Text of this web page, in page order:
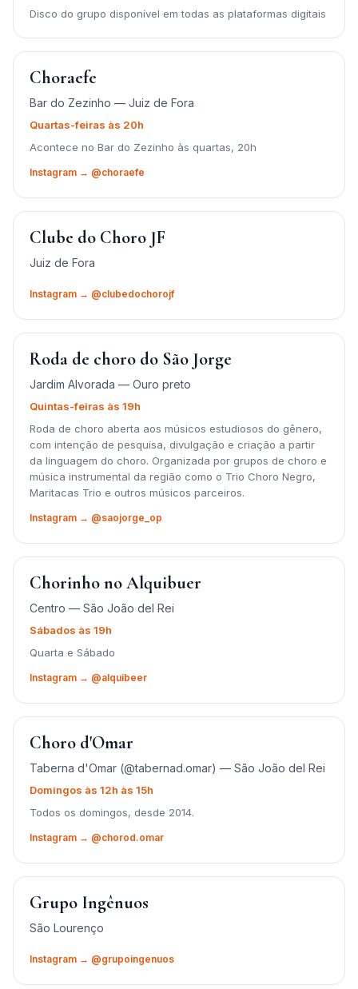
Disco do grupo disponível em todas as plataformas digitais
Choraefe
Bar do Zezinho — Juiz de Fora
Quartas-feiras às 20h
Acontece no Bar do Zezinho às quartas, 20h
Instagram → @choraefe
Clube do Choro JF
Juiz de Fora
Instagram → @clubedochorojf
Roda de choro do São Jorge
Jardim Alvorada — Ouro preto
Quintas-feiras às 19h
Roda de choro aberta aos músicos estudiosos do gênero,
com intenção de pesquisa, divulgação e criação a partir
da linguagem do choro. Organizada por grupos de choro e
música instrumental da região como o Trio Choro Negro,
Maritacas Trio e outros músicos parceiros.
Instagram → @saojorge_op
Chorinho no Alquibuer
Centro — São João del Rei
Sábados às 19h
Quarta e Sábado
Instagram → @alquibeer
Choro d'Omar
Taberna d'Omar (@tabernad.omar) — São João del Rei
Domingos às 12h às 15h
Todos os domingos, desde 2014.
Instagram → @chorod.omar
Grupo Ingênuos
São Lourenço
Instagram → @grupoingenuos